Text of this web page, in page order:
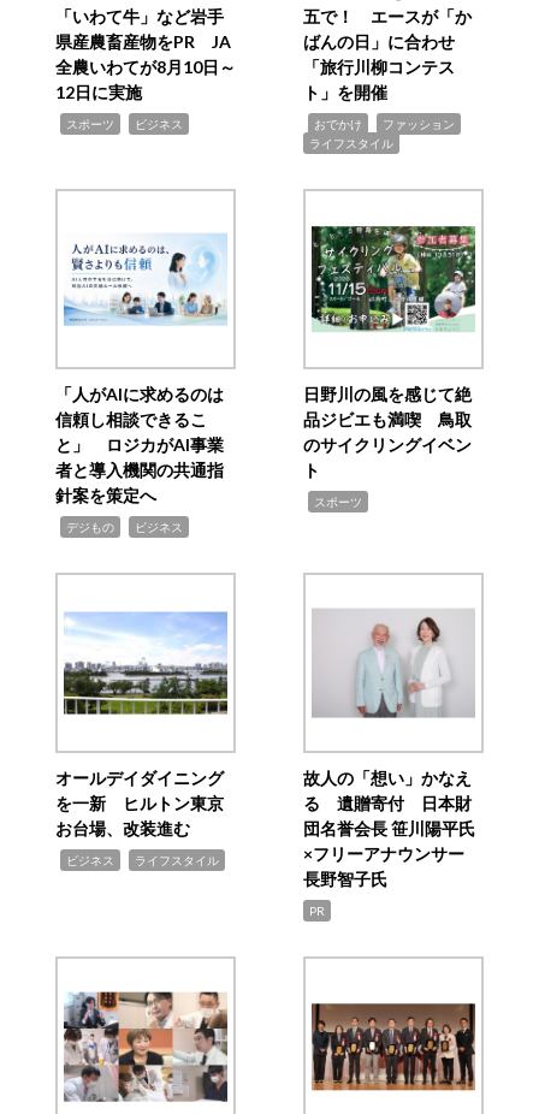
「いわて牛」など岩手
県産農畜産物をPR JA
全農いわてが8月10日～
12日に実施
スポーツ ビジネス
五で！ エースが「か
ばんの日」に合わせ
「旅行川柳コンテス
ト」を開催
おでかけ ファッション
ライフスタイル
「人がAIに求めるのは
信頼し相談できるこ
と」 ロジカがAI事業
者と導入機関の共通指
針案を策定へ
デジもの ビジネス
日野川の風を感じて絶
品ジビエも満喫 鳥取
のサイクリングイベン
ト
スポーツ
オールデイダイニング
を一新 ヒルトン東京
お台場、改装進む
ビジネス ライフスタイル
故人の「想い」かなえ
る 遺贈寄付 日本財
団名誉会長 笹川陽平氏
×フリーアナウンサー
長野智子氏
PR